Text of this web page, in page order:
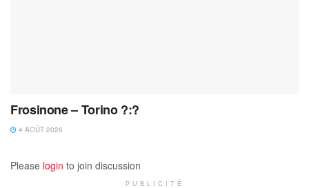
Frosinone – Torino ?:?
4 AOÛT 2026
Please login to join discussion
PUBLICITÉ